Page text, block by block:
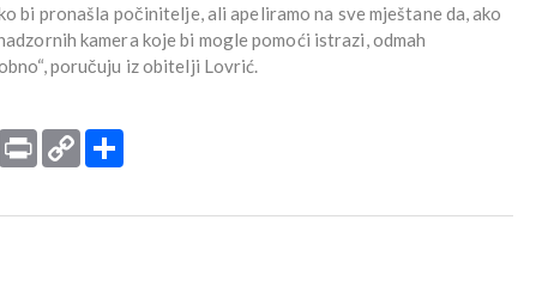
bi pronašla počinitelje, ali apeliramo na sve mještane da, ako
kamera koje bi mogle pomoći istrazi, odmah
poručuju iz obitelji Lovrić.
Gmail Print Copy
Link